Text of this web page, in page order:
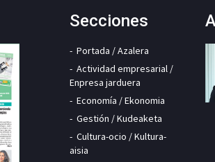
Secciones
Portada / Azalera
Actividad empresarial /
Enpresa jarduera
Economía / Ekonomia
Gestión / Kudeaketa
Cultura-ocio / Kultura-
aisia